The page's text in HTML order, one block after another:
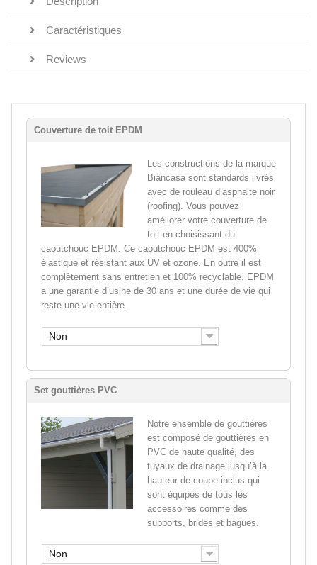
Caractéristiques
Reviews
Couverture de toit EPDM
Les constructions de la marque
Biancasa sont standards livrés
avec de rouleau d’asphalte noir
(roofing). Vous pouvez
améliorer votre couverture de
toit en choisissant du
caoutchouc EPDM. Ce caoutchouc EPDM est 400%
élastique et résistant aux UV et ozone. En outre il est
complètement sans entretien et 100% recyclable. EPDM
a une garantie d’usine de 30 ans et une durée de vie qui
reste une vie entière.
Non
Set gouttières PVC
Notre ensemble de gouttières
est composé de gouttières en
PVC de haute qualité, des
tuyaux de drainage jusqu’à la
hauteur de coupe inclus qui
sont équipés de tous les
accessoires comme des
supports, brides et bagues.
Non